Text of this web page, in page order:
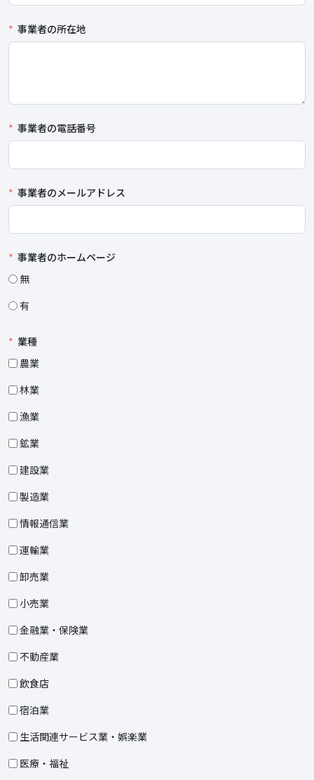
事業者の所在地
事業者の電話番号
事業者のメールアドレス
事業者のホームページ
無
有
業種
農業
林業
漁業
鉱業
建設業
製造業
情報通信業
運輸業
卸売業
小売業
金融業・保険業
不動産業
飲食店
宿泊業
生活関連サービス業・娯楽業
医療・福祉